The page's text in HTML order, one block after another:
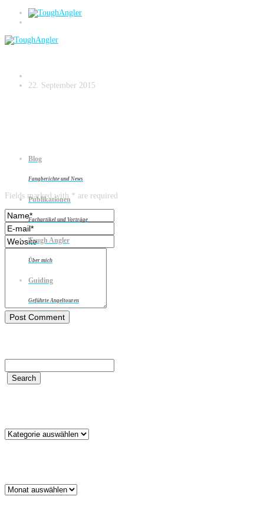
Blog
Fangberichte und News
Publikationen
Fachartikel und Vorträge
Tough Angler
Über mich
Guiding
Geführte Angeltouren
HIG_3304
22. September 2015
Leave a reply
Fields marked with * are required
Kategorien
Archiv